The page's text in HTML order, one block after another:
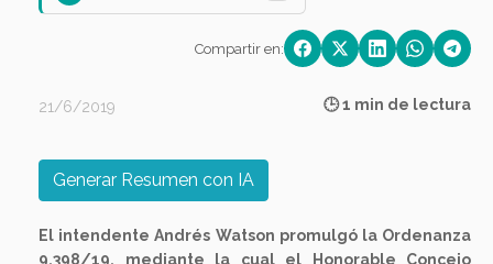
Compartir en:
21/6/2019 🕒 1 min de lectura
Generar Resumen con IA
El intendente Andrés Watson promulgó la Ordenanza
9.398/19, mediante la cual el Honorable Concejo